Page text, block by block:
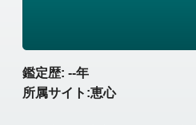
鑑定歴: --年
所属サイト:恵心